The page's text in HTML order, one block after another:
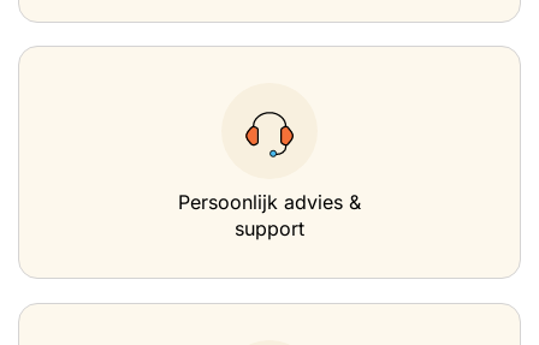
Persoonlijk advies &
support